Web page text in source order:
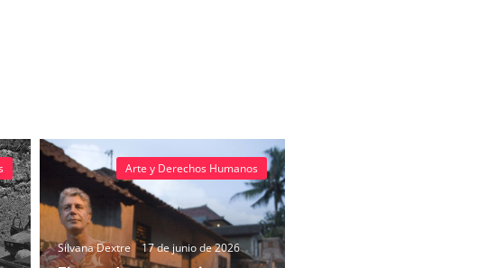
Silvana Dextre 17 de junio de 2026
Arte y Derechos Humanos